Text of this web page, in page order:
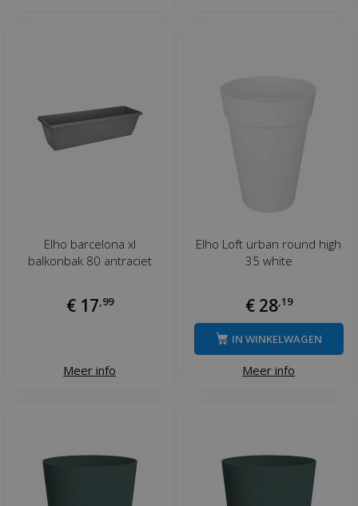
Elho barcelona xl
balkonbak 80 antraciet
€ 17 99
Meer info
Elho Loft urban round high
35 white
€ 28 19
Meer info
IN WINKELWAGEN